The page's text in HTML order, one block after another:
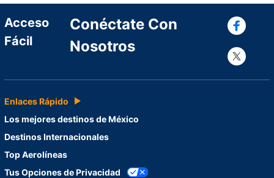
Acceso
Fácil
Conéctate Con
Nosotros
Enlaces Rápido
Los mejores destinos de México
Destinos Internacionales
Top Aerolíneas
Tus Opciones de Privacidad